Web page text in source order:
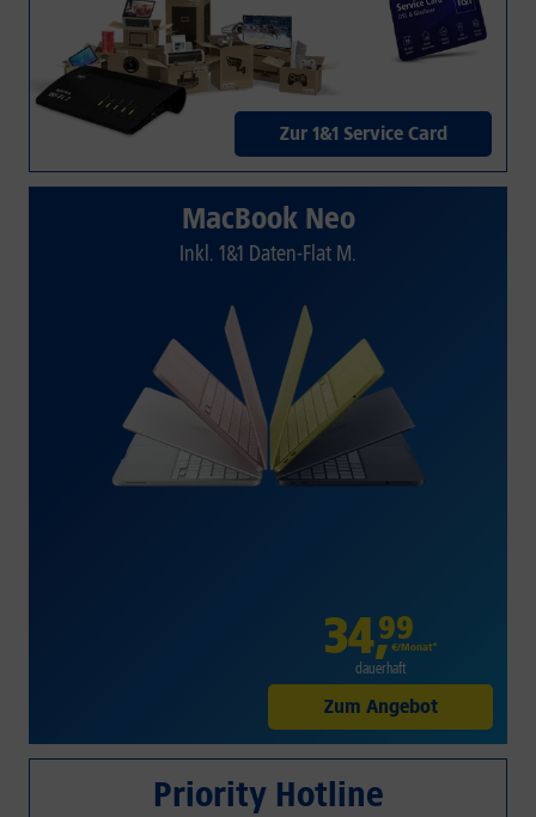
Zur 1&1 Service Card
MacBook Neo
Inkl. 1&1 Daten-Flat M.
34,99
€/Monat*
dauerhaft
Zum Angebot
Priority Hotline